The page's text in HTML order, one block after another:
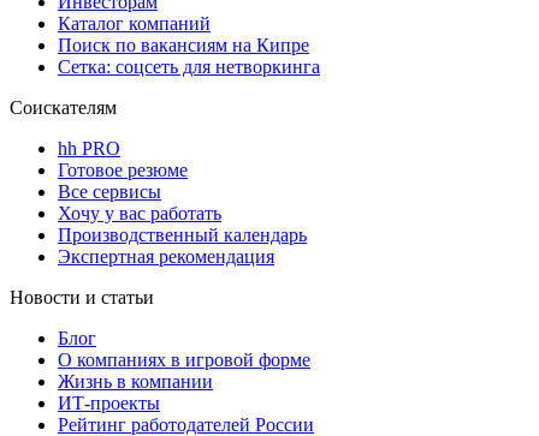
Каталог компаний
Поиск по вакансиям на Кипре
Сетка: соцсеть для нетворкинга
Соискателям
hh PRO
Готовое резюме
Все сервисы
Хочу у вас работать
Производственный календарь
Экспертная рекомендация
Новости и статьи
Блог
О компаниях в игровой форме
Жизнь в компании
ИТ-проекты
Рейтинг работодателей России